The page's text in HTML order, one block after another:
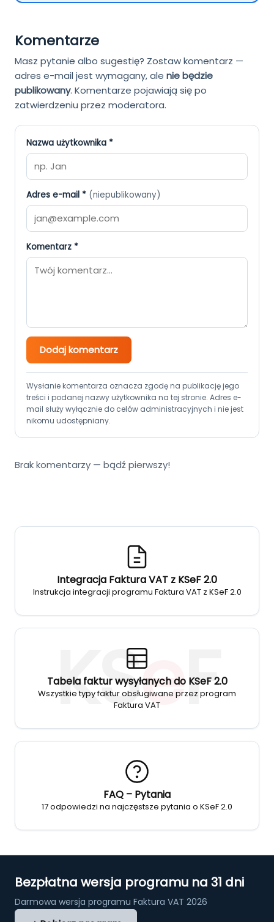
Komentarze
Masz pytanie albo sugestię? Zostaw komentarz —
adres e-mail jest wymagany, ale nie będzie
publikowany. Komentarze pojawiają się po
zatwierdzeniu przez moderatora.
Nazwa użytkownika *
Adres e-mail * (niepublikowany)
Komentarz *
Dodaj komentarz
Wysłanie komentarza oznacza zgodę na publikację jego
treści i podanej nazwy użytkownika na tej stronie. Adres e-
mail służy wyłącznie do celów administracyjnych i nie jest
nikomu udostępniany.
Brak komentarzy — bądź pierwszy!
KSeF
Integracja Faktura VAT z KSeF 2.0
Instrukcja integracji programu Faktura VAT z KSeF 2.0
Tabela faktur wysyłanych do KSeF 2.0
Wszystkie typy faktur obsługiwane przez program
Faktura VAT
FAQ – Pytania
17 odpowiedzi na najczęstsze pytania o KSeF 2.0
Bezpłatna wersja programu na 31 dni
Darmowa wersja programu Faktura VAT 2026